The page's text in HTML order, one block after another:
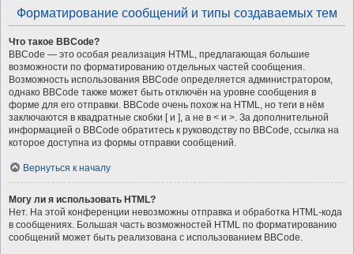
Форматирование сообщений и типы создаваемых тем
Что такое BBCode?
BBCode — это особая реализация HTML, предлагающая большие
возможности по форматированию отдельных частей сообщения.
Возможность использования BBCode определяется администратором,
однако BBCode также может быть отключён на уровне сообщения в
форме для его отправки. BBCode очень похож на HTML, но теги в нём
заключаются в квадратные скобки [ и ], а не в < и >. За дополнительной
информацией о BBCode обратитесь к руководству по BBCode, ссылка на
которое доступна из формы отправки сообщений.
Вернуться к началу
Могу ли я использовать HTML?
Нет. На этой конференции невозможны отправка и обработка HTML-кода
в сообщениях. Большая часть возможностей HTML по форматированию
сообщений может быть реализована с использованием BBCode.